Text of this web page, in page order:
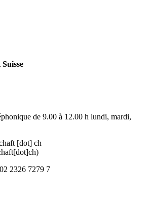
Suisse
de 9.00 à 12.00 h lundi, mardi,
[dot] ch
2326 7279 7